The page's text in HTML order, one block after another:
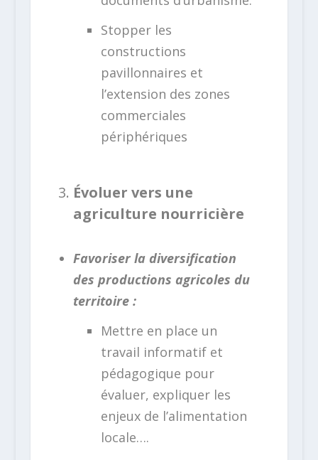
Stopper les
constructions
pavillonnaires et
l’extension des zones
commerciales
périphériques
Évoluer vers une
agriculture nourricière
Favoriser la diversification
des productions agricoles du
territoire :
Mettre en place un
travail informatif et
pédagogique pour
évaluer, expliquer les
enjeux de l’alimentation
locale….